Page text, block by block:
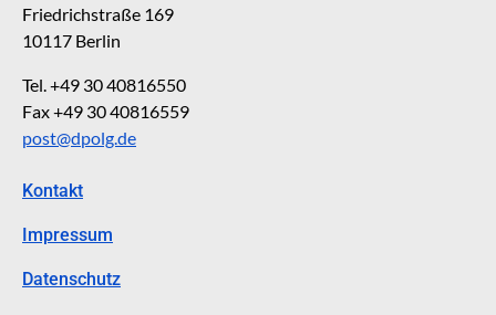
Friedrichstraße 169
10117 Berlin
Tel. +49 30 40816550
Fax +49 30 40816559
post@dpolg.de
Kontakt
Impressum
Datenschutz